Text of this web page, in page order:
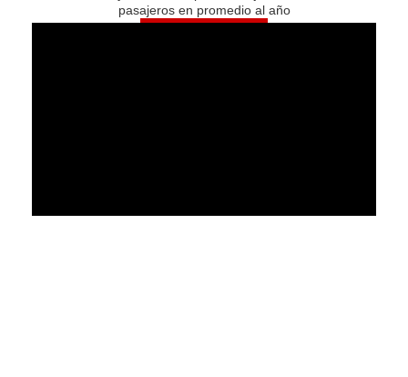
pasajeros en promedio al año